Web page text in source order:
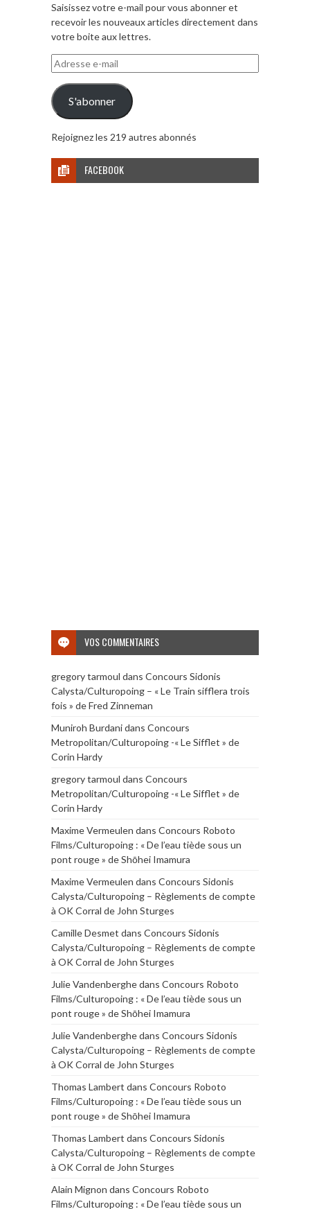
Saisissez votre e-mail pour vous abonner et
recevoir les nouveaux articles directement dans
votre boite aux lettres.
Adresse
e-
mail
S'abonner
Rejoignez les 219 autres abonnés
FACEBOOK
VOS COMMENTAIRES
gregory tarmoul dans Concours Sidonis
Calysta/Culturopoing – « Le Train sifflera trois
fois » de Fred Zinneman
Muniroh Burdanidans Concours
Metropolitan/Culturopoing -« Le Sifflet » de
Corin Hardy
gregory tarmoul dans Concours
Metropolitan/Culturopoing -« Le Sifflet » de
Corin Hardy
Maxime Vermeulen dans Concours Roboto
Films/Culturopoing : « De l’eau tiède sous un
pont rouge » de Shōhei Imamura
Maxime Vermeulen dans Concours Sidonis
Calysta/Culturopoing – Règlements de compte
à OK Corral de John Sturges
Camille Desmet dans Concours Sidonis
Calysta/Culturopoing – Règlements de compte
à OK Corral de John Sturges
Julie Vandenberghedans Concours Roboto
Films/Culturopoing : « De l’eau tiède sous un
pont rouge » de Shōhei Imamura
Julie Vandenberghedans Concours Sidonis
Calysta/Culturopoing – Règlements de compte
à OK Corral de John Sturges
Thomas Lambert dans Concours Roboto
Films/Culturopoing : « De l’eau tiède sous un
pont rouge » de Shōhei Imamura
Thomas Lambert dans Concours Sidonis
Calysta/Culturopoing – Règlements de compte
à OK Corral de John Sturges
Alain Mignon dans Concours Roboto
Films/Culturopoing : « De l’eau tiède sous un